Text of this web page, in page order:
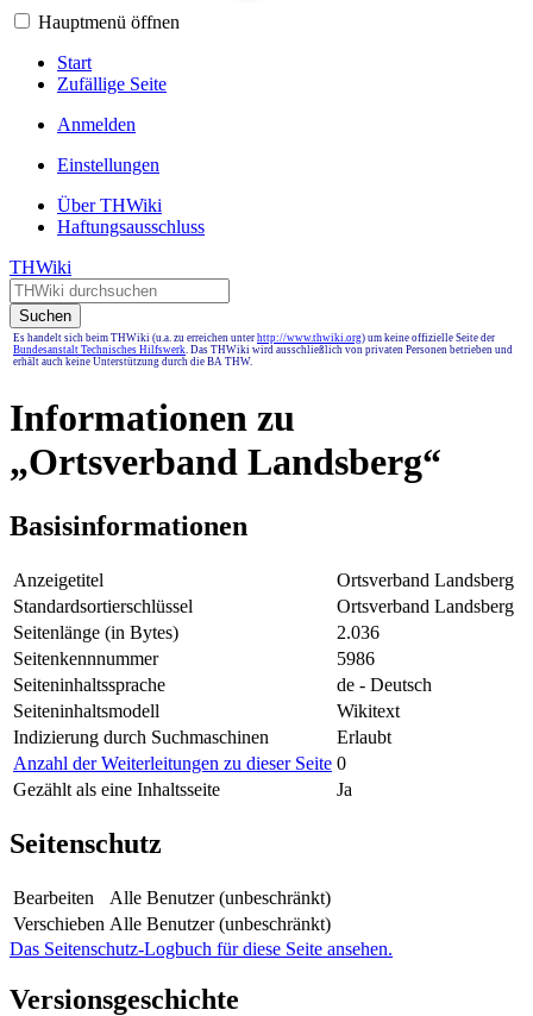
Hauptmenü öffnen
Start
Zufällige Seite
Anmelden
Einstellungen
Über THWiki
Haftungsausschluss
THWiki
Suchen
Es handelt sich beim THWiki (u.a. zu erreichen unter http://www.thwiki.org) um keine offizielle Seite der
Bundesanstalt Technisches Hilfswerk. Das THWiki wird ausschließlich von privaten Personen betrieben und
erhält auch keine Unterstützung durch die BA THW.
Informationen zu
„Ortsverband Landsberg“
Basisinformationen
Anzeigetitel
Ortsverband Landsberg
Standardsortierschlüssel
Ortsverband Landsberg
Seitenlänge (in Bytes)
2.036
Seitenkennnummer
5986
Seiteninhaltssprache
de - Deutsch
Seiteninhaltsmodell
Wikitext
Indizierung durch Suchmaschinen
Erlaubt
Anzahl der Weiterleitungen zu dieser Seite 0
Gezählt als eine Inhaltsseite
Ja
Seitenschutz
Bearbeiten
Alle Benutzer (unbeschränkt)
Verschieben Alle Benutzer (unbeschränkt)
Das Seitenschutz-Logbuch für diese Seite ansehen.
Versionsgeschichte